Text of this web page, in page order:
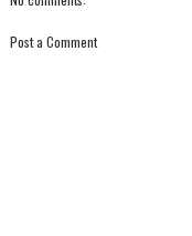
Post a Comment